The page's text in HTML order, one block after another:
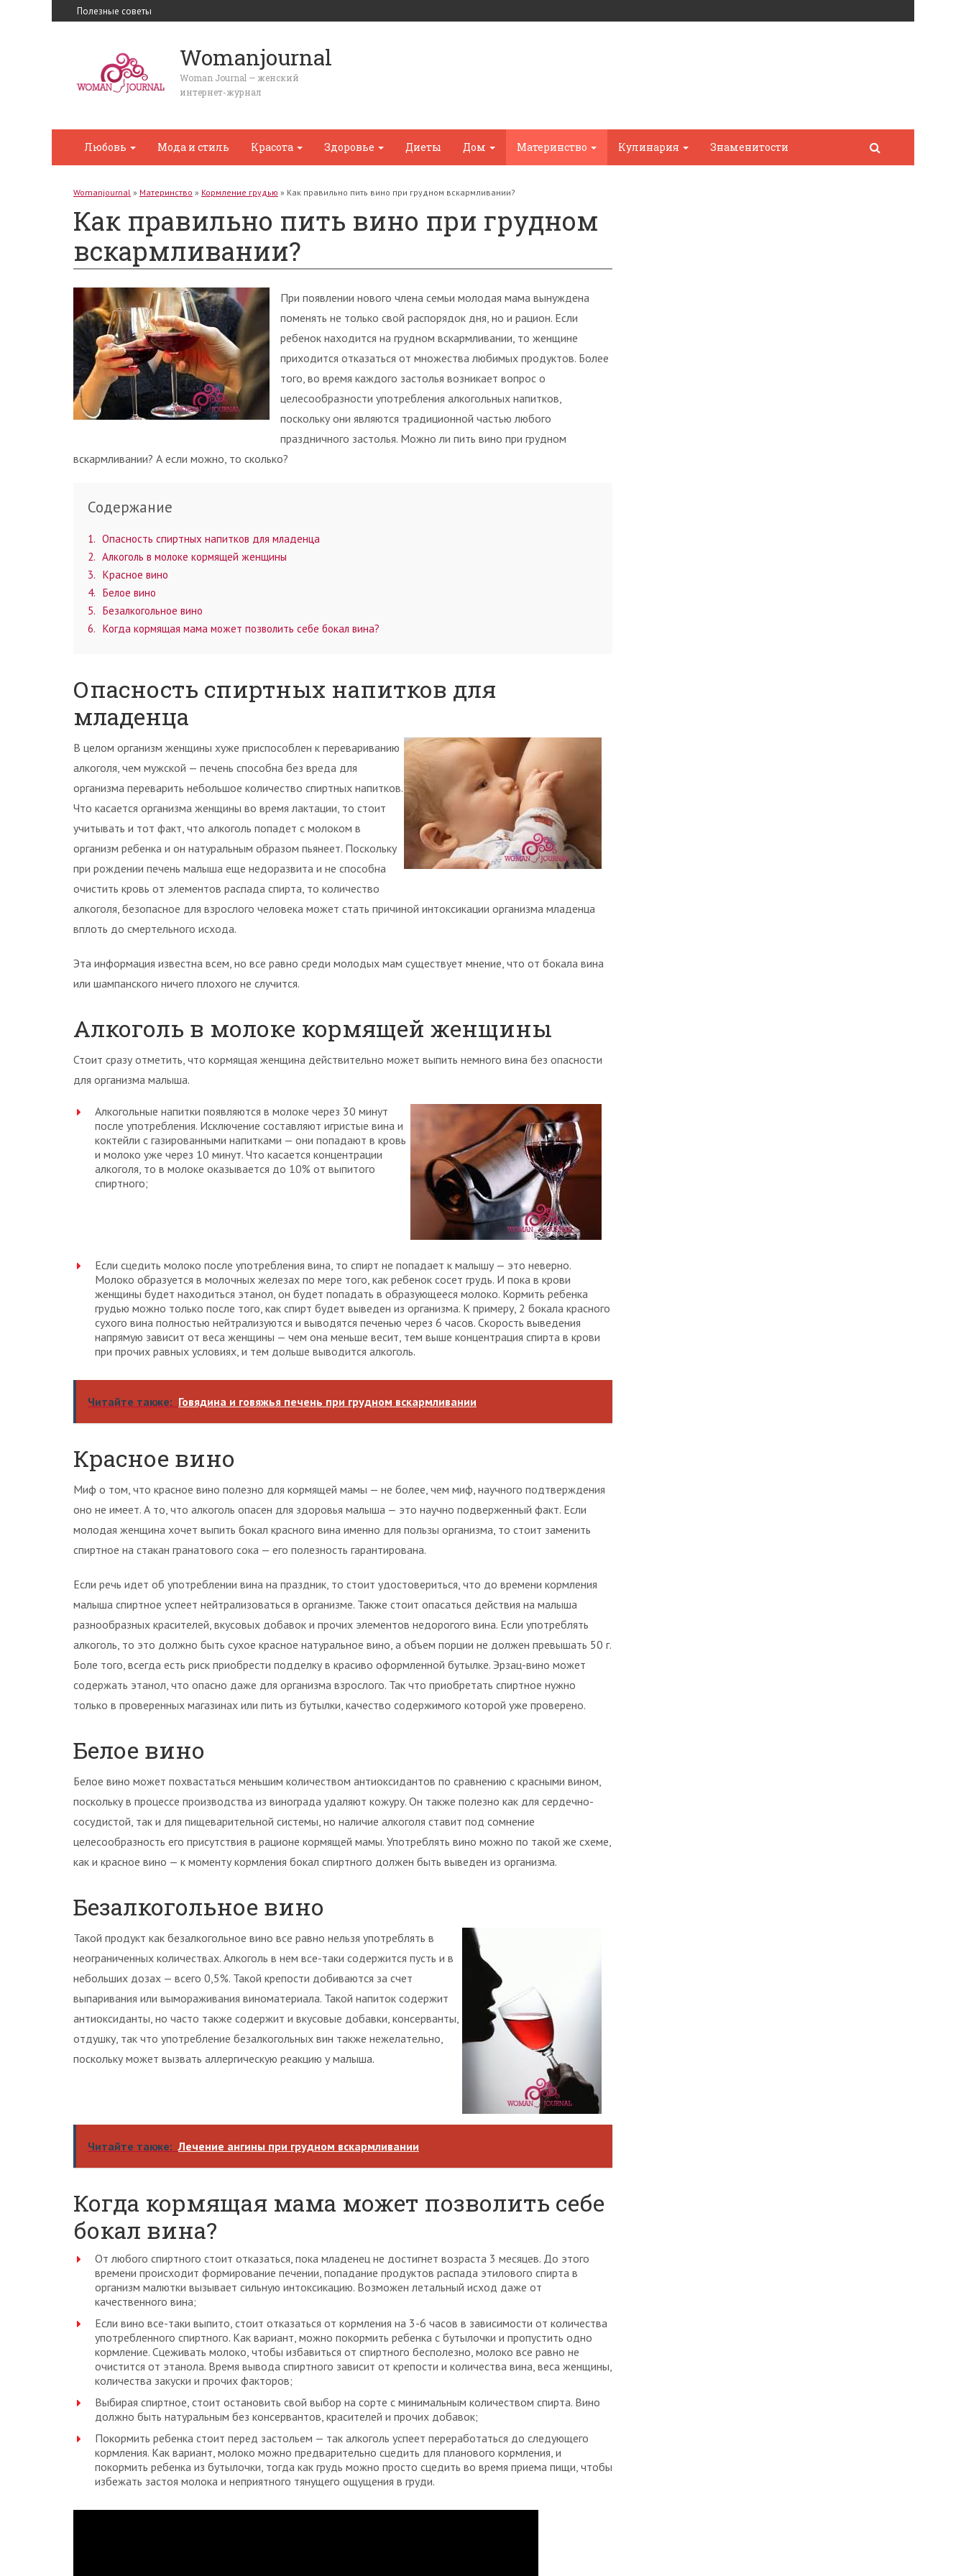
Полезные советы
Womanjournal
Woman Journal — женский
интернет-журнал
Любовь Мода и стиль Красота Здоровье Диеты Дом Материнство Кулинария Знаменитости
Womanjournal » Материнство » Кормление грудью » Как правильно пить вино при грудном вскармливании?
Как правильно пить вино при грудном
вскармливании?
При появлении нового члена семьи молодая мама вынуждена
поменять не только свой распорядок дня, но и рацион. Если
ребенок находится на грудном вскармливании, то женщине
приходится отказаться от множества любимых продуктов. Более
того, во время каждого застолья возникает вопрос о
целесообразности употребления алкогольных напитков,
поскольку они являются традиционной частью любого
праздничного застолья. Можно ли пить вино при грудном
вскармливании? А если можно, то сколько?
Содержание
1
Опасность спиртных напитков для младенца
2
Алкоголь в молоке кормящей женщины
3
Красное вино
4
Белое вино
5
Безалкогольное вино
6
Когда кормящая мама может позволить себе бокал вина?
Опасность спиртных напитков для
младенца
В целом организм женщины хуже приспособлен к перевариванию
алкоголя, чем мужской — печень способна без вреда для
организма переварить небольшое количество спиртных напитков.
Что касается организма женщины во время лактации, то стоит
учитывать и тот факт, что алкоголь попадет с молоком в
организм ребенка и он натуральным образом пьянеет. Поскольку
при рождении печень малыша еще недоразвита и не способна
очистить кровь от элементов распада спирта, то количество
алкоголя, безопасное для взрослого человека может стать причиной интоксикации организма младенца
вплоть до смертельного исхода.
Эта информация известна всем, но все равно среди молодых мам существует мнение, что от бокала вина
или шампанского ничего плохого не случится.
Алкоголь в молоке кормящей женщины
Стоит сразу отметить, что кормящая женщина действительно может выпить немного вина без опасности
для организма малыша.
Алкогольные напитки появляются в молоке через 30 минут
после употребления. Исключение составляют игристые вина и
коктейли с газированными напитками — они попадают в кровь
и молоко уже через 10 минут. Что касается концентрации
алкоголя, то в молоке оказывается до 10% от выпитого
спиртного;
Если сцедить молоко после употребления вина, то спирт не попадает к малышу — это неверно.
Молоко образуется в молочных железах по мере того, как ребенок сосет грудь. И пока в крови
женщины будет находиться этанол, он будет попадать в образующееся молоко. Кормить ребенка
грудью можно только после того, как спирт будет выведен из организма. К примеру, 2 бокала красного
сухого вина полностью нейтрализуются и выводятся печенью через 6 часов. Скорость выведения
напрямую зависит от веса женщины — чем она меньше весит, тем выше концентрация спирта в крови
при прочих равных условиях, и тем дольше выводится алкоголь.
Читайте также: Говядина и говяжья печень при грудном вскармливании
Красное вино
Миф о том, что красное вино полезно для кормящей мамы — не более, чем миф, научного подтверждения
оно не имеет. А то, что алкоголь опасен для здоровья малыша — это научно подверженный факт. Если
молодая женщина хочет выпить бокал красного вина именно для пользы организма, то стоит заменить
спиртное на стакан гранатового сока — его полезность гарантирована.
Если речь идет об употреблении вина на праздник, то стоит удостовериться, что до времени кормления
малыша спиртное успеет нейтрализоваться в организме. Также стоит опасаться действия на малыша
разнообразных красителей, вкусовых добавок и прочих элементов недорогого вина. Если употреблять
алкоголь, то это должно быть сухое красное натуральное вино, а объем порции не должен превышать 50 г.
Боле того, всегда есть риск приобрести подделку в красиво оформленной бутылке. Эрзац-вино может
содержать этанол, что опасно даже для организма взрослого. Так что приобретать спиртное нужно
только в проверенных магазинах или пить из бутылки, качество содержимого которой уже проверено.
Белое вино
Белое вино может похвастаться меньшим количеством антиоксидантов по сравнению с красными вином,
поскольку в процессе производства из винограда удаляют кожуру. Он также полезно как для сердечно-
сосудистой, так и для пищеварительной системы, но наличие алкоголя ставит под сомнение
целесообразность его присутствия в рационе кормящей мамы. Употреблять вино можно по такой же схеме,
как и красное вино — к моменту кормления бокал спиртного должен быть выведен из организма.
Безалкогольное вино
Такой продукт как безалкогольное вино все равно нельзя употреблять в
неограниченных количествах. Алкоголь в нем все-таки содержится пусть и в
небольших дозах — всего 0,5%. Такой крепости добиваются за счет
выпаривания или вымораживания виноматериала. Такой напиток содержит
антиоксиданты, но часто также содержит и вкусовые добавки, консерванты,
отдушку, так что употребление безалкогольных вин также нежелательно,
поскольку может вызвать аллергическую реакцию у малыша.
Читайте также: Лечение ангины при грудном вскармливании
Когда кормящая мама может позволить себе
бокал вина?
От любого спиртного стоит отказаться, пока младенец не достигнет возраста 3 месяцев. До этого
времени происходит формирование печении, попадание продуктов распада этилового спирта в
организм малютки вызывает сильную интоксикацию. Возможен летальный исход даже от
качественного вина;
Если вино все-таки выпито, стоит отказаться от кормления на 3-6 часов в зависимости от количества
употребленного спиртного. Как вариант, можно покормить ребенка с бутылочки и пропустить одно
кормление. Сцеживать молоко, чтобы избавиться от спиртного бесполезно, молоко все равно не
очистится от этанола. Время вывода спиртного зависит от крепости и количества вина, веса женщины,
количества закуски и прочих факторов;
Выбирая спиртное, стоит остановить свой выбор на сорте с минимальным количеством спирта. Вино
должно быть натуральным без консервантов, красителей и прочих добавок;
Покормить ребенка стоит перед застольем — так алкоголь успеет переработаться до следующего
кормления. Как вариант, молоко можно предварительно сцедить для планового кормления, и
покормить ребенка из бутылочки, тогда как грудь можно просто сцедить во время приема пищи, чтобы
избежать застоя молока и неприятного тянущего ощущения в груди.